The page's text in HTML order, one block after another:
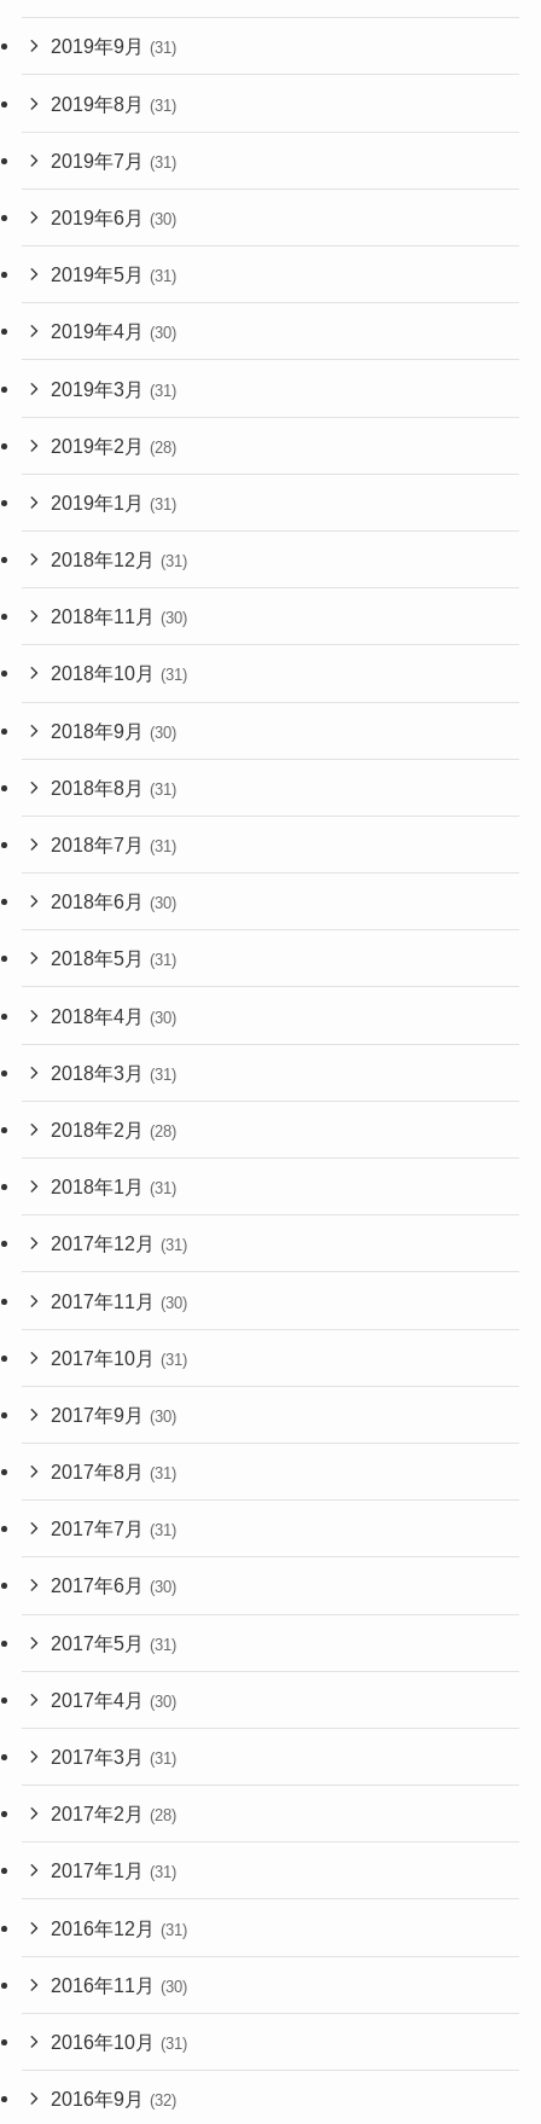
2019年9月 (31)
2019年8月 (31)
2019年7月 (31)
2019年6月 (30)
2019年5月 (31)
2019年4月 (30)
2019年3月 (31)
2019年2月 (28)
2019年1月 (31)
2018年12月 (31)
2018年11月 (30)
2018年10月 (31)
2018年9月 (30)
2018年8月 (31)
2018年7月 (31)
2018年6月 (30)
2018年5月 (31)
2018年4月 (30)
2018年3月 (31)
2018年2月 (28)
2018年1月 (31)
2017年12月 (31)
2017年11月 (30)
2017年10月 (31)
2017年9月 (30)
2017年8月 (31)
2017年7月 (31)
2017年6月 (30)
2017年5月 (31)
2017年4月 (30)
2017年3月 (31)
2017年2月 (28)
2017年1月 (31)
2016年12月 (31)
2016年11月 (30)
2016年10月 (31)
2016年9月 (32)